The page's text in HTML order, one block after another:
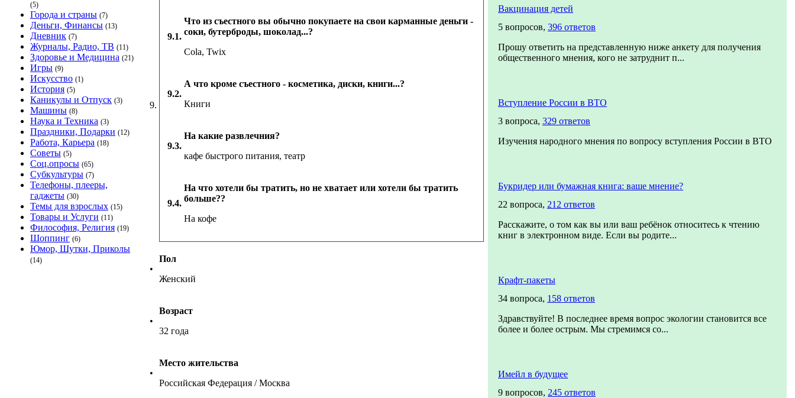
(5)
Города и страны (7)
Деньги, Финансы (13)
Дневник (7)
Журналы, Радио, ТВ (11)
Здоровье и Медицина (21)
Игры (9)
Искусство (1)
История (5)
Каникулы и Отпуск (3)
Машины (8)
Наука и Техника (3)
Праздники, Подарки (12)
Работа, Карьера (18)
Советы (5)
Соц.опросы (65)
Субкультуры (7)
Телефоны, плееры,
гаджеты (30)
Темы для взрослых (15)
Товары и Услуги (11)
Философия, Религия (19)
Шоппинг (6)
Юмор, Шутки, Приколы
(14)
9.
9.1.
Что из съестного вы обычно покупаете на свои карманные деньги -
соки, бутерброды, шоколад...?
Cola, Twix
9.2.
А что кроме съестного - косметика, диски, книги...?
Книги
9.3.
На какие развлечния?
кафе быстрого питания, театр
9.4.
На что хотели бы тратить, но не хватает или хотели бы тратить
больше??
На кофе
•
Пол
Женский
•
Возраст
32 года
•
Место жительства
Российская Федерация / Москва
Вакцинация детей
5 вопросов, 396 ответов
Прошу ответить на представленную ниже анкету для получения
общественного мнения, кого не затруднит п...
Вступление России в ВТО
3 вопроса, 329 ответов
Изучения народного мнения по вопросу вступления России в ВТО
Букридер или бумажная книга: ваше мнение?
22 вопроса, 212 ответов
Расскажите, о том как вы или ваш ребёнок относитесь к чтению
книг в электронном виде. Если вы родите...
Крафт-пакеты
34 вопроса, 158 ответов
Здравствуйте! В последнее время вопрос экологии становится все
более и более острым. Мы стремимся со...
Имейл в будущее
9 вопросов, 245 ответов